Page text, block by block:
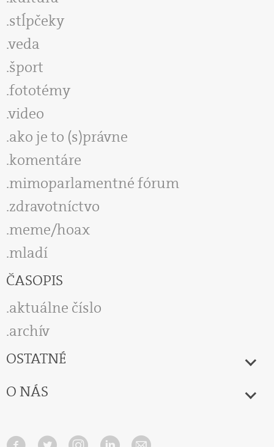
stĺpčeky
veda
šport
fototémy
video
ako je to (s)právne
komentáre
mimoparlamentné fórum
zdravotníctvo
meme/hoax
mladí
ČASOPIS
aktuálne číslo
archív
OSTATNÉ
O NÁS